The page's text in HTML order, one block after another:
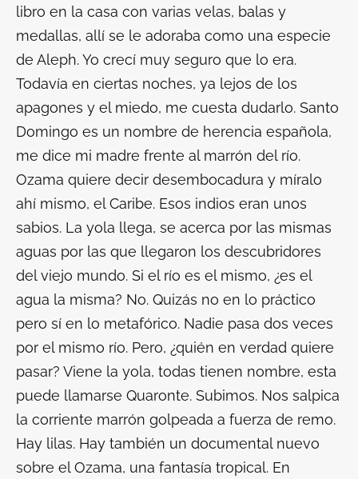
libro en la casa con varias velas, balas y
medallas, allí se le adoraba como una especie
de Aleph. Yo crecí muy seguro que lo era.
Todavía en ciertas noches, ya lejos de los
apagones y el miedo, me cuesta dudarlo. Santo
Domingo es un nombre de herencia española,
me dice mi madre frente al marrón del río.
Ozama quiere decir desembocadura y míralo
ahí mismo, el Caribe. Esos indios eran unos
sabios. La yola llega, se acerca por las mismas
aguas por las que llegaron los descubridores
del viejo mundo. Si el río es el mismo, ¿es el
agua la misma? No. Quizás no en lo práctico
pero sí en lo metafórico. Nadie pasa dos veces
por el mismo río. Pero, ¿quién en verdad quiere
pasar? Viene la yola, todas tienen nombre, esta
puede llamarse Quaronte. Subimos. Nos salpica
la corriente marrón golpeada a fuerza de remo.
Hay lilas. Hay también un documental nuevo
sobre el Ozama, una fantasía tropical. En